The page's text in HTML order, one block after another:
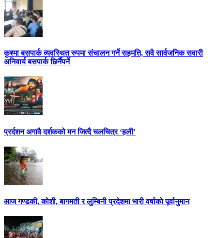
कुश्मा बसपार्क व्यवस्थित रुपमा संचालन गर्ने सहमति, सवै सार्वजनिक सवारी
अनिवार्य बसपार्क छिर्नैपर्ने
प्रर्दशन अगावै दर्शकको मन जित्दै चलचित्र ‘हली’
आज गण्डकी, कोशी, बागमती र लुम्बिनी प्रदेशमा भारी वर्षाको पूर्वानुमान